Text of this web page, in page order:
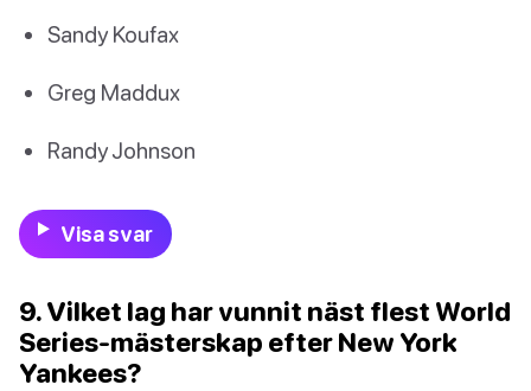
Sandy Koufax
Greg Maddux
Randy Johnson
Visa svar
9. Vilket lag har vunnit näst flest World
Series-mästerskap efter New York
Yankees?